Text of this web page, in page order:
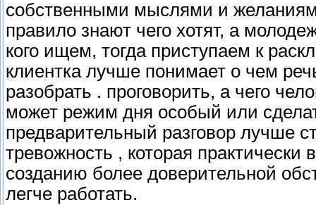
собственными мыслями и
правило знают чего хотят, а
кого ищем, тогда приступаем к
клиентка лучше понимает о чем
разобрать . проговорить, а чего
может режим дня особый или
предварительный разговор лучше
тревожность , которая практически
созданию более доверительной
легче работать.